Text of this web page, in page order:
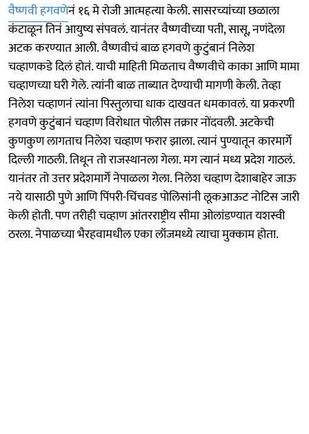
वैष्णवी हगवणेनं १६ मे रोजी आत्महत्या केली. सासरच्यांच्या छळाला
कंटाळून तिनं आयुष्य संपवलं. यानंतर वैष्णवीच्या पती, सासू, नणंदेला
अटक करण्यात आली. वैष्णवीचं बाळ हगवणे कुटुंबानं निलेश
चव्हाणकडे दिलं होतं. याची माहिती मिळताच वैष्णवीचे काका आणि मामा
चव्हाणच्या घरी गेले. त्यांनी बाळ ताब्यात देण्याची मागणी केली. तेव्हा
निलेश चव्हाणनं त्यांना पिस्तुलाचा धाक दाखवत धमकावलं. या प्रकरणी
हगवणे कुटुंबानं चव्हाण विरोधात पोलीस तक्रार नोंदवली. अटकेची
कुणकुण लागताच निलेश चव्हाण फरार झाला. त्यानं पुण्यातून कारमार्गे
दिल्ली गाठली. तिथून तो राजस्थानला गेला. मग त्यानं मध्य प्रदेश गाठलं.
यानंतर तो उत्तर प्रदेशमार्गे नेपाळला गेला. निलेश चव्हाण देशाबाहेर जाऊ
नये यासाठी पुणे आणि पिंपरी-चिंचवड पोलिसांनी लूकआऊट नोटिस जारी
केली होती. पण तरीही चव्हाण आंतरराष्ट्रीय सीमा ओलांडण्यात यशस्वी
ठरला. नेपाळच्या भैरहवामधील एका लॉजमध्ये त्याचा मुक्काम होता.